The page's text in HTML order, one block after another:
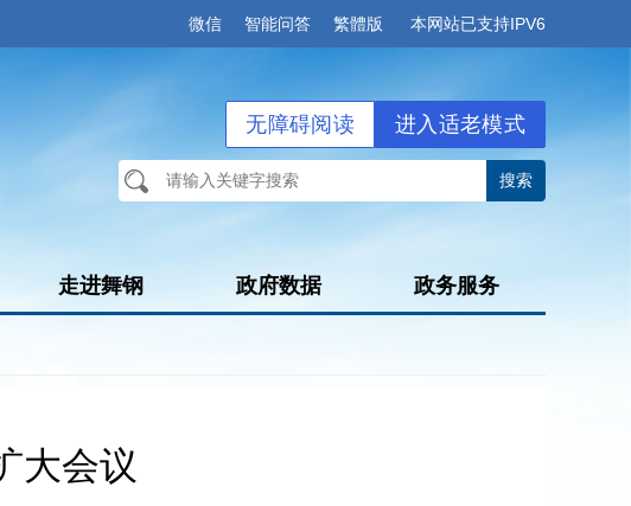
微信 智能问答 繁體版 本网站已支持IPV6
进入适老模式
无障碍阅读
走进舞钢 政府数据 政务服务
大会议